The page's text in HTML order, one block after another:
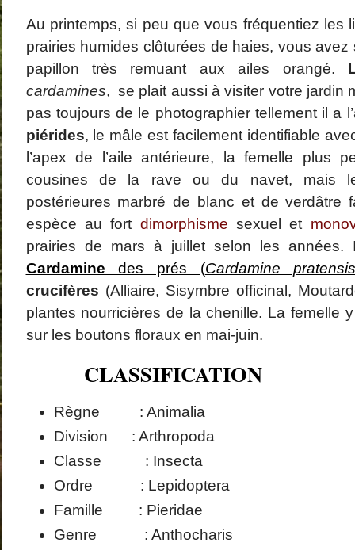
DominiquedansAmanita strobiliformis
(Paulet) Bertillon, 1866 – L’ Amanite solitaire
décembre
octobre
août 2013
juillet
juin 2013
mai 2013
mars 2013
janvier
octobre
août 2012
juin 2012
mai 2012
avril 2012
Catégories
Araignées
Champignons
Coléoptères
Faune
Flore
GALERIE PHOTO
Papillons
Papillons de jour
Papillons de nuit
Au printemps, si peu que vous fréquentiez les
prairies humides clôturées de haies, vous
papillon très remuant aux ailes orangé.
cardamines, se plait aussi à visiter votre jardin
pas toujours de le photographier tellement il a
piérides, le mâle est facilement identifiable
l’apex de l’aile antérieure, la femelle plus
cousines de la rave ou du navet, mais
postérieures marbré de blanc et de verdâtre
espèce au fort dimorphisme sexuel et
prairies de mars à juillet selon les
Cardamine des prés (Cardamine
crucifères (Alliaire, Sisymbre officinal,
plantes nourricières de la chenille. La femelle
sur les boutons floraux en mai-juin.
CLASSIFICATION
Règne : Animalia
Division : Arthropoda
Classe : Insecta
Ordre : Lepidoptera
Famille : Pieridae
Genre : Anthocharis